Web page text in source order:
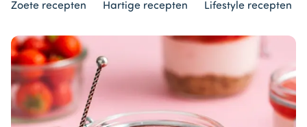
Zoete recepten Hartige recepten Lifestyle recepten